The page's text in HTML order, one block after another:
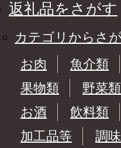
返礼品をさがす
カテゴリからさ
お肉
魚介類
果物類
野菜類
お酒
飲料類
加工品等
調